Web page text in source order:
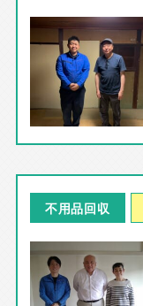
不用品回収